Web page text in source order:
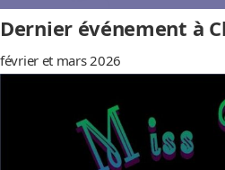
Dernier événement à
février et mars 2026